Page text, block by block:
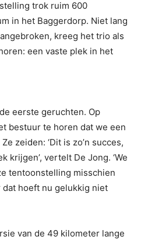
trok ruim 600
in het Baggerdorp. Niet lang
kreeg het trio als
een vaste plek in het
eerste geruchten. Op
bestuur te horen dat we een
zeiden: ‘Dit is zo’n succes,
krijgen’, vertelt De Jong. ‘We
tentoonstelling misschien
dat hoeft nu gelukkig niet
van de 49 kilometer lange